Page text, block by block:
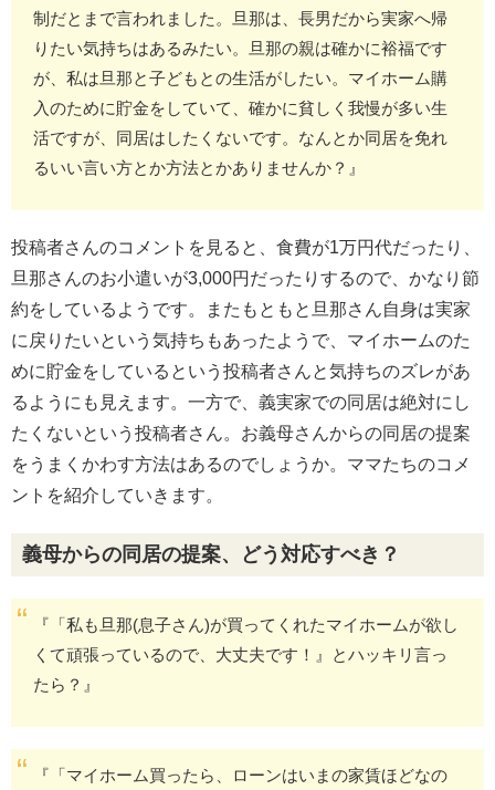
制だとまで言われました。旦那は、長男だから実家へ帰
りたい気持ちはあるみたい。旦那の親は確かに裕福です
が、私は旦那と子どもとの生活がしたい。マイホーム購
入のために貯金をしていて、確かに貧しく我慢が多い生
活ですが、同居はしたくないです。なんとか同居を免れ
るいい言い方とか方法とかありませんか？』
投稿者さんのコメントを見ると、食費が1万円代だったり、
旦那さんのお小遣いが3,000円だったりするので、かなり節
約をしているようです。またもともと旦那さん自身は実家
に戻りたいという気持ちもあったようで、マイホームのた
めに貯金をしているという投稿者さんと気持ちのズレがあ
るようにも見えます。一方で、義実家での同居は絶対にし
たくないという投稿者さん。お義母さんからの同居の提案
をうまくかわす方法はあるのでしょうか。ママたちのコメ
ントを紹介していきます。
義母からの同居の提案、どう対応すべき？
『「私も旦那(息子さん)が買ってくれたマイホームが欲し
くて頑張っているので、大丈夫です！』とハッキリ言っ
たら？』
『「マイホーム買ったら、ローンはいまの家賃ほどなの